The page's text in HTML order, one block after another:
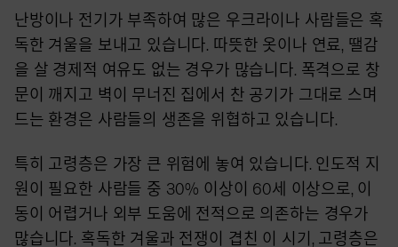
난방이나 전기가 부족하여 많은 우크라이나 사람들은 혹
독한 겨울을 보내고 있습니다. 따뜻한 옷이나 연료, 땔감
을 살 경제적 여유도 없는 경우가 많습니다. 폭격으로 창
문이 깨지고 벽이 무너진 집에서 찬 공기가 그대로 스며
드는 환경은 사람들의 생존을 위협하고 있습니다.
특히 고령층은 가장 큰 위험에 놓여 있습니다. 인도적 지
원이 필요한 사람들 중 30% 이상이 60세 이상으로, 이
동이 어렵거나 외부 도움에 전적으로 의존하는 경우가
많습니다. 혹독한 겨울과 전쟁이 겹친 이 시기, 고령층은